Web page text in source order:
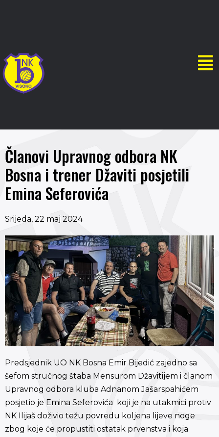
Članovi Upravnog odbora NK
Bosna i trener Džaviti posjetili
Emina Seferovića
Srijeda, 22 maj 2024
Predsjednik UO NK Bosna Emir Bijedić zajedno sa
šefom stručnog štaba Mensurom Džavitijem i članom
Upravnog odbora kluba Adnanom Jašarspahićem
posjetio je Emina Seferovića koji je na utakmici protiv
NK Ilijaš doživio težu povredu koljena lijeve noge
zbog koje će propustiti ostatak prvenstva i koja